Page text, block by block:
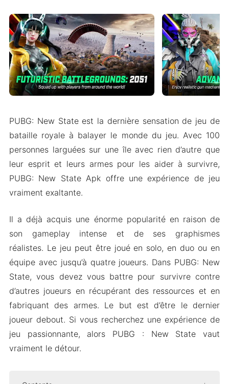
PUBG: New State est la dernière sensation de jeu de
bataille royale à balayer le monde du jeu. Avec 100
personnes larguées sur une île avec rien d’autre que
leur esprit et leurs armes pour les aider à survivre,
PUBG: New State Apk offre une expérience de jeu
vraiment exaltante.
Il a déjà acquis une énorme popularité en raison de
son gameplay intense et de ses graphismes
réalistes. Le jeu peut être joué en solo, en duo ou en
équipe avec jusqu’à quatre joueurs. Dans PUBG: New
State, vous devez vous battre pour survivre contre
d’autres joueurs en récupérant des ressources et en
fabriquant des armes. Le but est d’être le dernier
joueur debout. Si vous recherchez une expérience de
jeu passionnante, alors PUBG : New State vaut
vraiment le détour.